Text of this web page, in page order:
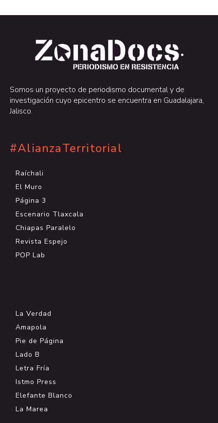
.
.
Somos un proyecto de periodismo documental y de
investigación cuyo epicentro se encuentra en Guadalajara,
Jalisco.
#AlianzaTerritorial
Raíchali
El Muro
Página 3
Escenario Tlaxcala
Chiapas Paralelo
Revista Espejo
POP Lab
La Verdad
Amapola
Pie de Página
Lado B
Letra Fría
Istmo Press
Elefante Blanco
La Marea